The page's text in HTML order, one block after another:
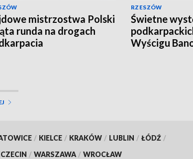
mistrzostwa Polski
runda na drogach
RZESZÓW
Świetne
Wyścigu
/ KIELCE / KRAKÓW / LUBLIN / ŁÓDŹ /
/ WARSZAWA / WROCŁAW